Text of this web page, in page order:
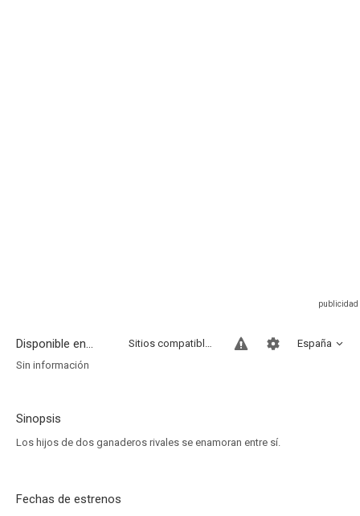
Disponible en... España
Sitios compatibles
Sin información
Sinopsis
Los hijos de dos ganaderos rivales se enamoran entre sí.
Fechas de estrenos